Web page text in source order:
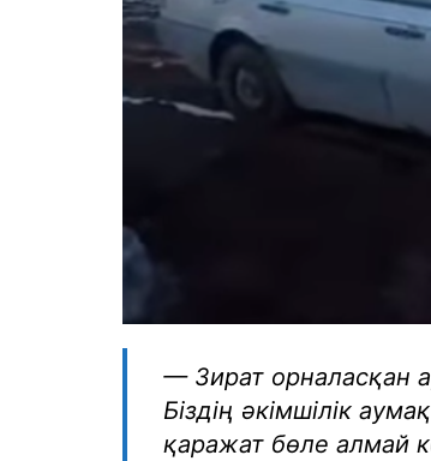
— Зират орналасқан
Біздің әкімшілік
қаражат бөле алмай